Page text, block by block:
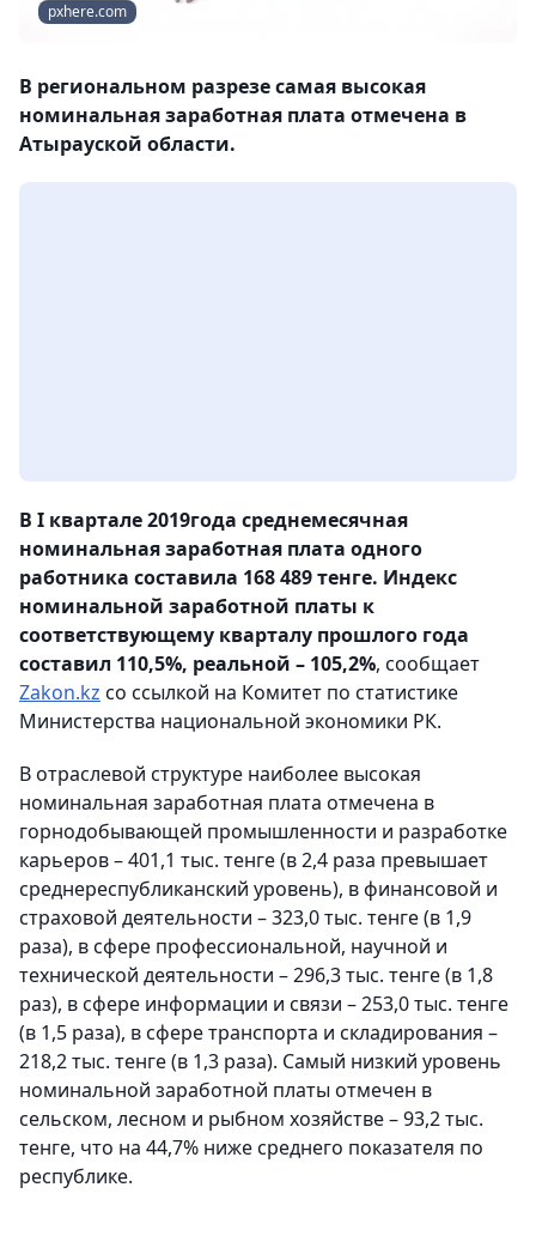
pxhere.com
В региональном разрезе самая высокая
номинальная заработная плата отмечена в
Атырауской области.
В І квартале 2019года среднемесячная
номинальная заработная плата одного
работника составила 168 489 тенге. Индекс
номинальной заработной платы к
соответствующему кварталу прошлого года
составил 110,5%, реальной – 105,2%, сообщает
Zakon.kz со ссылкой на Комитет по статистике
Министерства национальной экономики РК.
В отраслевой структуре наиболее высокая
номинальная заработная плата отмечена в
горнодобывающей промышленности и разработке
карьеров – 401,1 тыс. тенге (в 2,4 раза превышает
среднереспубликанский уровень), в финансовой и
страховой деятельности – 323,0 тыс. тенге (в 1,9
раза), в сфере профессиональной, научной и
технической деятельности – 296,3 тыс. тенге (в 1,8
раз), в сфере информации и связи – 253,0 тыс. тенге
(в 1,5 раза), в сфере транспорта и складирования –
218,2 тыс. тенге (в 1,3 раза). Самый низкий уровень
номинальной заработной платы отмечен в
сельском, лесном и рыбном хозяйстве – 93,2 тыс.
тенге, что на 44,7% ниже среднего показателя по
республике.